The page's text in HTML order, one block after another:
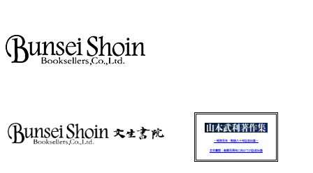
～昭和百年・戦後八十年記念出版～
文生書院：創業百周年に向けての記念出版